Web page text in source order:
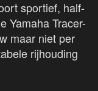
sportief, half-
Yamaha Tracer-
maar niet per
rijhouding